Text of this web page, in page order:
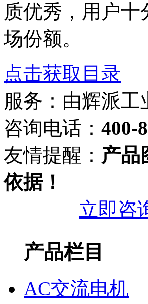
质优秀，用户
场份额。
点击获取目录
服务：由辉派工
咨询电话： 400-
友情提醒： 产品
依据！
立即咨
产品栏目
AC交流电机